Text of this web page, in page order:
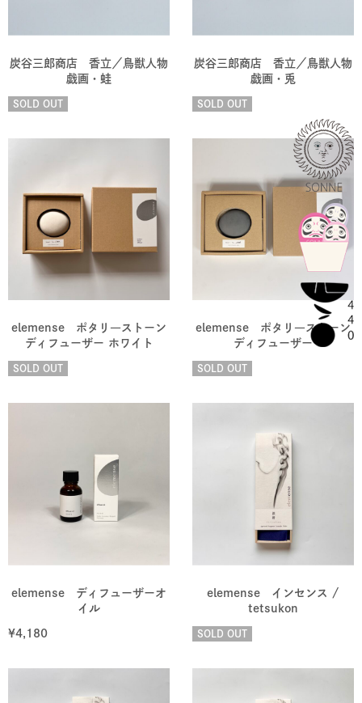
炭谷三郎商店 香立／鳥獣人物
戯画・蛙
SOLD OUT
炭谷三郎商店 香立／鳥獣人物
戯画・兎
SOLD OUT
elemense ポタリ―ストーン
ディフューザー ホワイト
SOLD OUT
elemense ポタリ―ストーン
ディフューザー
SOLD OUT
elemense ディフューザーオ
イル
¥4,180
elemense インセンス /
tetsukon
SOLD OUT